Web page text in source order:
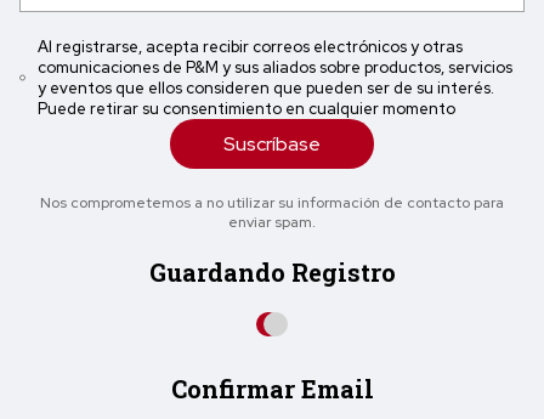
Al registrarse, acepta recibir correos electrónicos y otras
comunicaciones de P&M y sus aliados sobre productos, servicios
y eventos que ellos consideren que pueden ser de su interés.
Puede retirar su consentimiento en cualquier momento
Suscríbase
Nos comprometemos a no utilizar su información de contacto para
enviar spam.
Guardando Registro
Confirmar Email